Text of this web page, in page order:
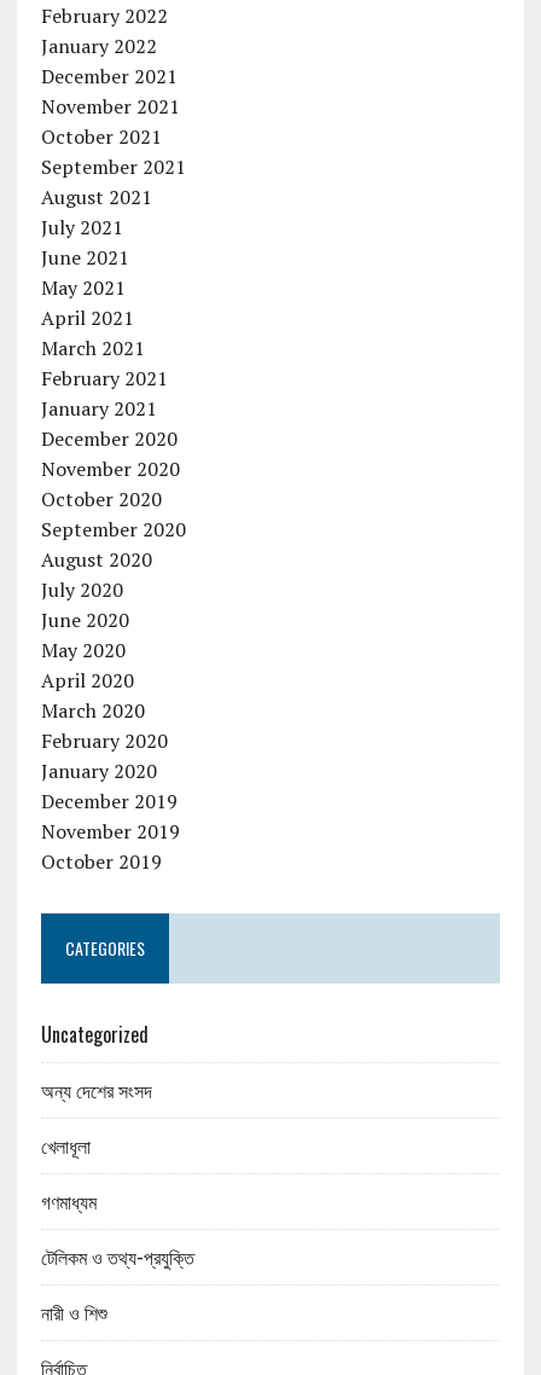
February 2022
January 2022
December 2021
November 2021
October 2021
September 2021
August 2021
July 2021
June 2021
May 2021
April 2021
March 2021
February 2021
January 2021
December 2020
November 2020
October 2020
September 2020
August 2020
July 2020
June 2020
May 2020
April 2020
March 2020
February 2020
January 2020
December 2019
November 2019
October 2019
CATEGORIES
Uncategorized
অন্য দেশের সংসদ
খেলাধূলা
গণমাধ্যম
টেলিকম ও তথ্য-প্রযুক্তি
নারী ও শিশু
নির্বাচিত